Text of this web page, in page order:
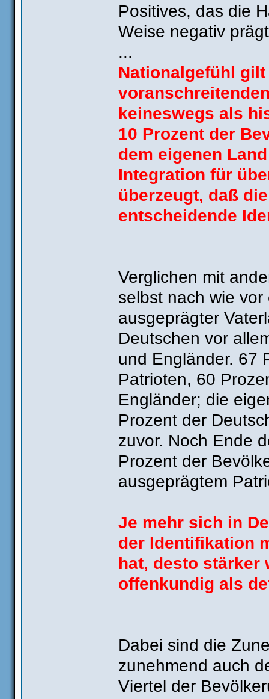
Positives, das die
Weise negativ
...
Nationalgefühl
keineswegs als
10 Prozent der
dem eigenen
Integration für
überzeugt, daß
entscheidende
Verglichen mit
selbst nach wie
ausgeprägter
Deutschen vor
und Engländer. 67
Patrioten, 60
Engländer; die
Prozent der
zuvor. Noch Ende
Prozent der
ausgeprägtem
Je mehr sich in
der Identifikation
hat, desto stärker
offenkundig als
Dabei sind die
zunehmend auch
Viertel der